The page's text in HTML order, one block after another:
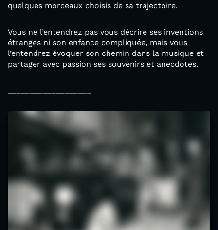
quelques morceaux choisis de sa trajectoire.
Vous ne l’entendrez pas vous décrire ses inventions
étranges ni son enfance compliquée, mais vous
l’entendrez évoquer son chemin dans la musique et
partager avec passion ses souvenirs et anecdotes.